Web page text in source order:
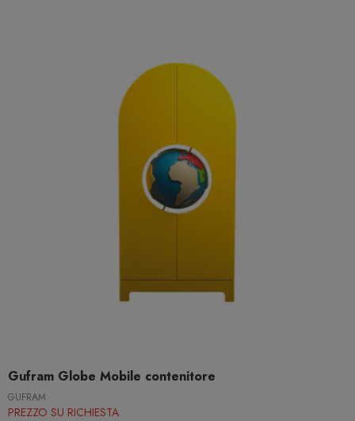
Gufram Globe Mobile contenitore
GUFRAM
PREZZO SU RICHIESTA